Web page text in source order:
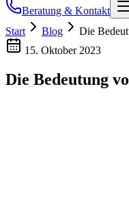
Beratung & Kontakt
Start
Blog
Die
15. Oktober 2023
Die Bedeutung